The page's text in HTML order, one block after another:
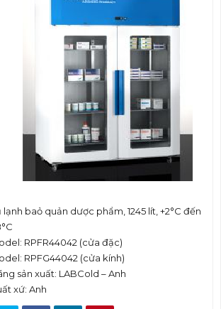
lạnh baỏ quản dược phẩm, 1245 lít, +2°C đến
RPFR44042 (cửa đặc)
RPFG44042 (cửa kính)
sản xuất: LABCold – Anh
xứ: Anh